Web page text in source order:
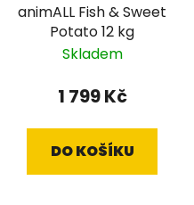
animALL Fish & Sweet
Potato 12 kg
Skladem
1 799 Kč
DO KOŠÍKU